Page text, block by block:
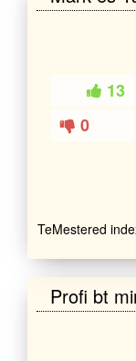
13
0
TeMestered
Profi bt